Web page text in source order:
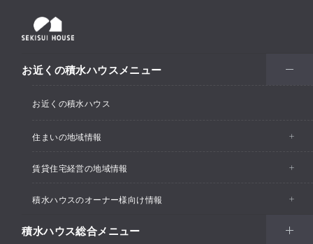
お近くの積水ハウスメニュー
お近くの積水ハウス
住まいの地域情報
イベント情報
住宅展示場・ショールーム情報
分譲住宅・土地
賃貸住宅経営の地域情報
イベント情報
支店・事業所情報
積水ハウスのオーナー様向け情報
カスタマーズセンター
積水ハウス総合メニュー